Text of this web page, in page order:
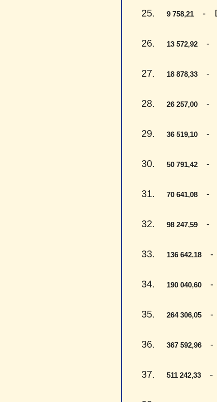
25.
9 758,21 -
26. 13 572,92 -
27. 18 878,33 -
28. 26 257,00 -
29. 36 519,10 -
30. 50 791,42 -
31. 70 641,08 -
32. 98 247,59 -
33. 136 642,18 -
34. 190 040,60 -
35. 264 306,05 -
36. 367 592,96 -
37. 511 242,33 -